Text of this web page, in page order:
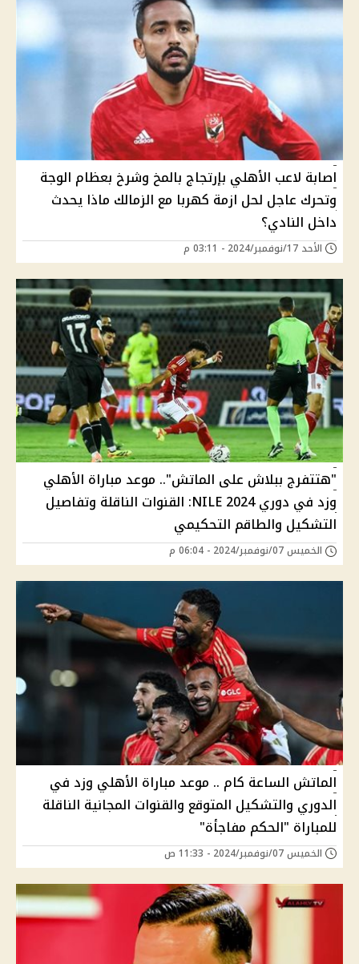
اصابة لاعب الأهلي بإرتجاج بالمخ وشرخ بعظام الوجة
وتحرك عاجل لحل ازمة كهربا مع الزمالك ماذا يحدث
داخل النادي؟
الأحد 17/نوفمبر/2024 - 03:11 م
"هتتفرج ببلاش على الماتش".. موعد مباراة الأهلي
وزد في دوري NILE 2024: القنوات الناقلة وتفاصيل
التشكيل والطاقم التحكيمي
الخميس 07/نوفمبر/2024 - 06:04 م
الماتش الساعة كام .. موعد مباراة الأهلي وزد في
الدوري والتشكيل المتوقع والقنوات المجانية الناقلة
للمباراة "الحكم مفاجأة"
الخميس 07/نوفمبر/2024 - 11:33 ص